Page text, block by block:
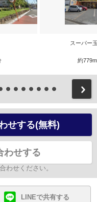
スーパー
約
せする(無料)
わせする
わせください。
LINEで共有する